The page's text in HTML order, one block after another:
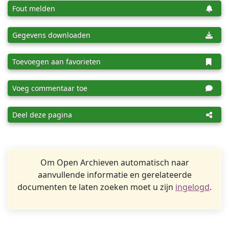
Fout melden
Gegevens downloaden
Toevoegen aan favorieten
Voeg commentaar toe
Deel deze pagina
Om Open Archieven automatisch naar
aanvullende informatie en gerelateerde
documenten te laten zoeken moet u zijn ingelogd.